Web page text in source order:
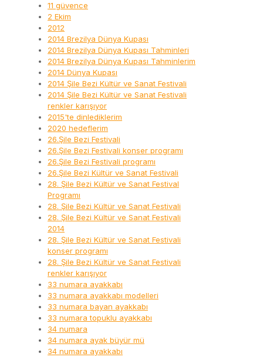
11 güvence
2 Ekim
2012
2014 Brezilya Dünya Kupası
2014 Brezilya Dünya Kupası Tahminleri
2014 Brezilya Dünya Kupası Tahminlerim
2014 Dünya Kupası
2014 Şile Bezi Kültür ve Sanat Festivali
2014 Şile Bezi Kültür ve Sanat Festivali
renkler karışıyor
2015'te dinlediklerim
2020 hedeflerim
26.Şile Bezi Festivali
26.Şile Bezi Festivali konser programı
26.Şile Bezi Festivali programı
26.Şile Bezi Kültür ve Sanat Festivali
28. Şile Bezi Kültür ve Sanat Festival
Programı
28. Şile Bezi Kültür ve Sanat Festivali
28. Şile Bezi Kültür ve Sanat Festivali
2014
28. Şile Bezi Kültür ve Sanat Festivali
konser programı
28. Şile Bezi Kültür ve Sanat Festivali
renkler karışıyor
33 numara ayakkabı
33 numara ayakkabı modelleri
33 numara bayan ayakkabı
33 numara topuklu ayakkabı
34 numara
34 numara ayak büyür mü
34 numara ayakkabı